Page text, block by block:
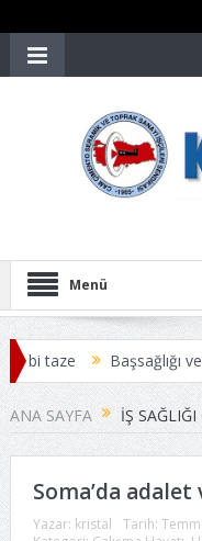
Menü
taze Başsağlığı ve
ANLAŞMAYLA
ANA SAYFA IŞ
Soma’da adalet
Yazar: kristal Tarih: